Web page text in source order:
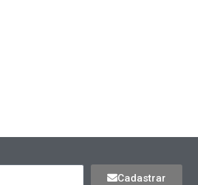
Cadastrar